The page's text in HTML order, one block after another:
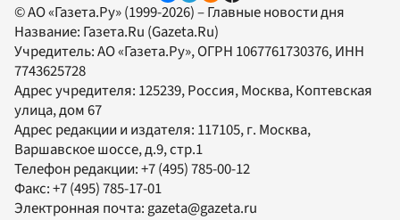
© АО «Газета.Ру» (1999-2026) – Главные новости дня
Название: Газета.Ru (Gazeta.Ru)
Учредитель:АО «Газета.Ру», ОГРН 1067761730376, ИНН
7743625728
Адрес учредителя: 125239, Россия, Москва, Коптевская
улица, дом 67
Адрес редакции и издателя: 117105, г. Москва,
Варшавское шоссе, д.9, стр.1
Телефон редакции:+7 (495) 785-00-12
Факс:+7 (495) 785-17-01
Электронная почта: gazeta@gazeta.ru